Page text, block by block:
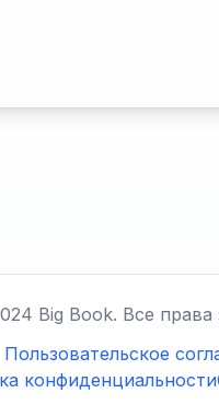
Big Book. Все
Пользовательское
конфиденциальности